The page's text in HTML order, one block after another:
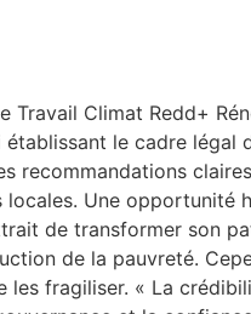
Climat Redd+
le cadre
recommandations
Une opportunité
de transformer son
de la pauvreté.
fragiliser. « La